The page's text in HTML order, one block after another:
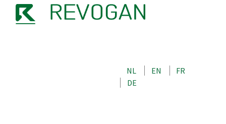
NL EN
FR
DE